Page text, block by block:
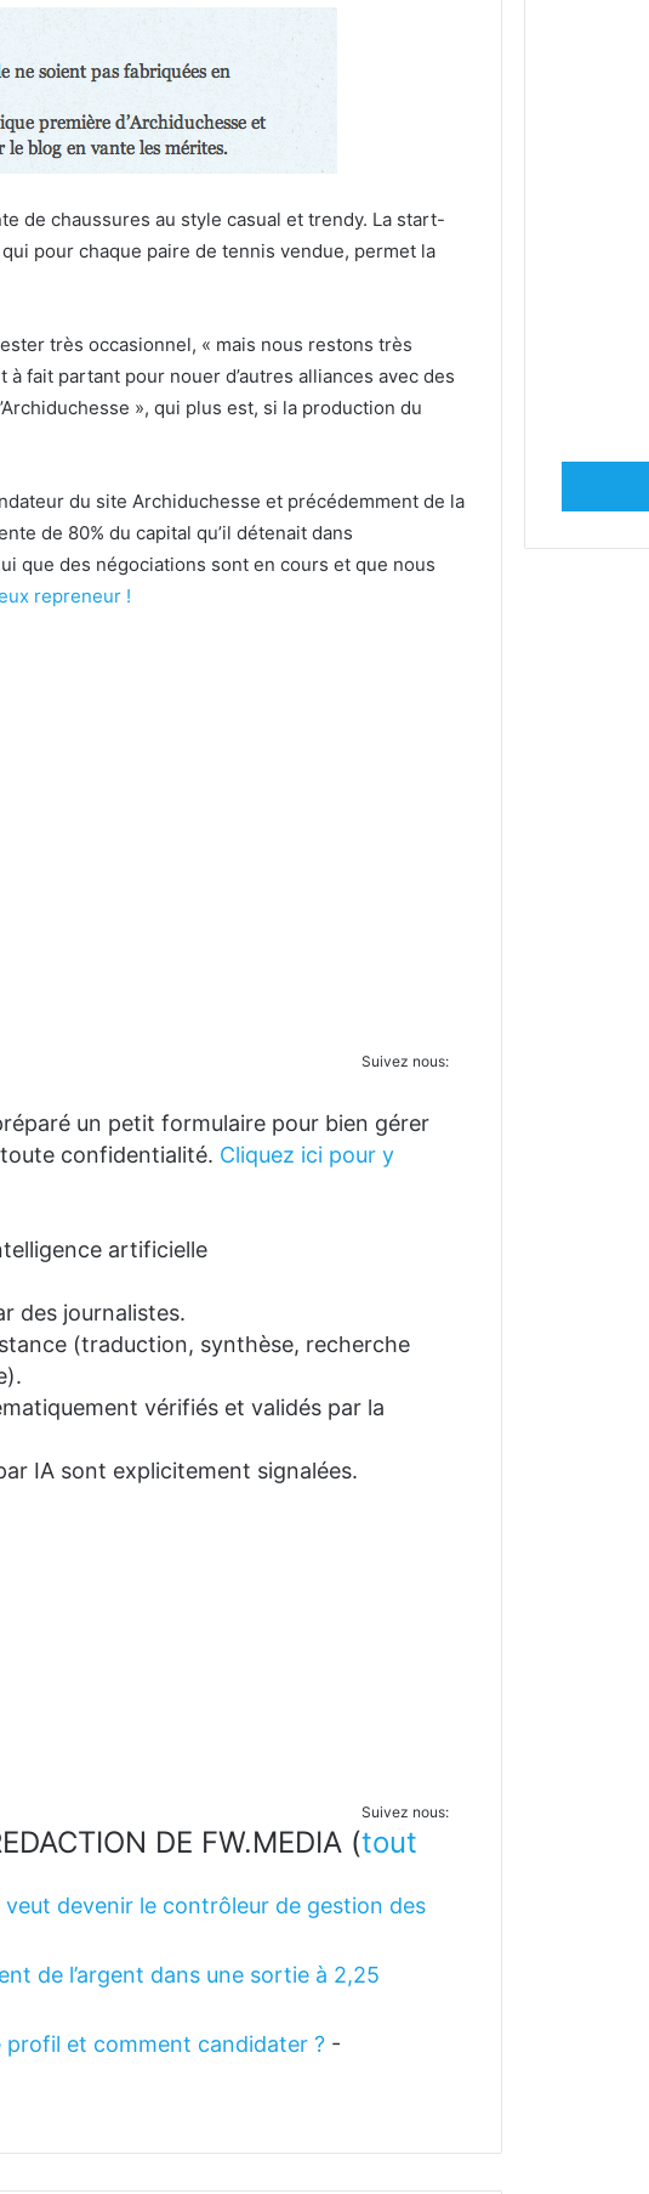
de chaussures au style casual et trendy. La start-
pour chaque paire de tennis vendue, permet la
très occasionnel, « mais nous restons très
fait partant pour nouer d’autres alliances avec des
», qui plus est, si la production du
du site Archiduchesse et précédemment de la
de 80% du capital qu’il détenait dans
que des négociations sont en cours et que nous
repreneur !
Suivez nous:
un petit formulaire pour bien gérer
confidentialité. Cliquez ici pour y
artificielle
des journalistes.
(traduction, synthèse, recherche
vérifiés et validés par la
IA sont explicitement signalées.
Suivez nous:
DE FW.MEDIA (tout
veut devenir le contrôleur de gestion des
de l’argent dans une sortie à 2,25
profil et comment candidater ? -